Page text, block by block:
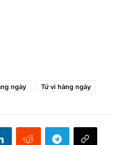
ngày Tử vi hàng ngày